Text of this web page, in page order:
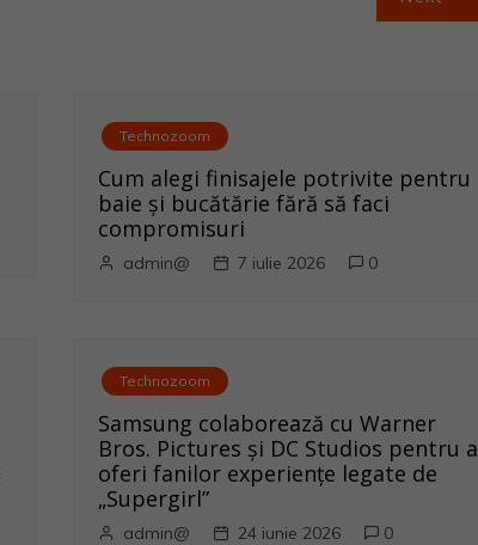
Technozoom
Cum alegi finisajele potrivite pentru
baie și bucătărie fără să faci
compromisuri
admin@ 7 iulie 2026 0
Technozoom
Samsung colaborează cu Warner
Bros. Pictures și DC Studios pentru a
oferi fanilor experiențe legate de
„Supergirl”
admin@ 24 iunie 2026 0